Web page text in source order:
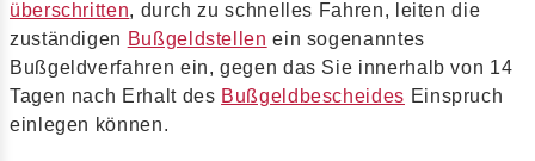
überschritten, durch zu schnelles Fahren, leiten die
zuständigen Bußgeldstellen ein sogenanntes
Bußgeldverfahren ein, gegen das Sie innerhalb von 14
Tagen nach Erhalt des Bußgeldbescheides Einspruch
einlegen können.